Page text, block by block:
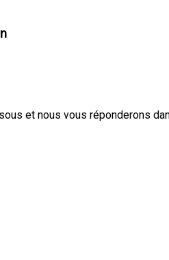
et nous vous réponderons